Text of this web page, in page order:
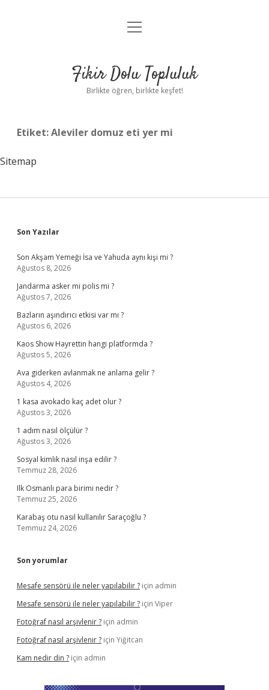
Anasayfa
Yasal Uyarı
menüyü
Fikir Dolu Topluluk
Birlikte öğren, birlikte keşfet!
Etiket:Aleviler domuz eti yer mi
Sitemap
Sidebar
Son Yazılar
Son Akşam Yemeği İsa ve Yahuda aynı kişi mi ?
Ağustos 8, 2026
Jandarma asker mi polis mi ?
Ağustos 7, 2026
Bazların aşındırıcı etkisi var mı ?
Ağustos 6, 2026
Kaos Show Hayrettin hangi platformda ?
Ağustos 5, 2026
Ava giderken avlanmak ne anlama gelir ?
Ağustos 4, 2026
1 kasa avokado kaç adet olur ?
Ağustos 3, 2026
1 adım nasıl ölçülür ?
Ağustos 3, 2026
Sosyal kimlik nasıl inşa edilir ?
Temmuz 28, 2026
Ilk Osmanlı para birimi nedir ?
Temmuz 25, 2026
Karabaş otu nasıl kullanılır Saraçoğlu ?
Temmuz 24, 2026
Son yorumlar
Mesafe sensörü ile neler yapılabilir ? için admin
Mesafe sensörü ile neler yapılabilir ? için Viper
Fotoğraf nasıl arşivlenir ? için admin
Fotoğraf nasıl arşivlenir ? için Yiğitcan
Kam nedir din ? için admin